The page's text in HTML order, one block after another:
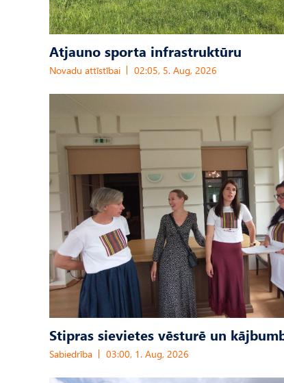
Atjauno sporta infrastruktūru
Novadu attīstībai 02:05, 5. Aug, 2026
Stipras sievietes vēsturē un
Sabiedrība 03:00, 1. Aug, 2026